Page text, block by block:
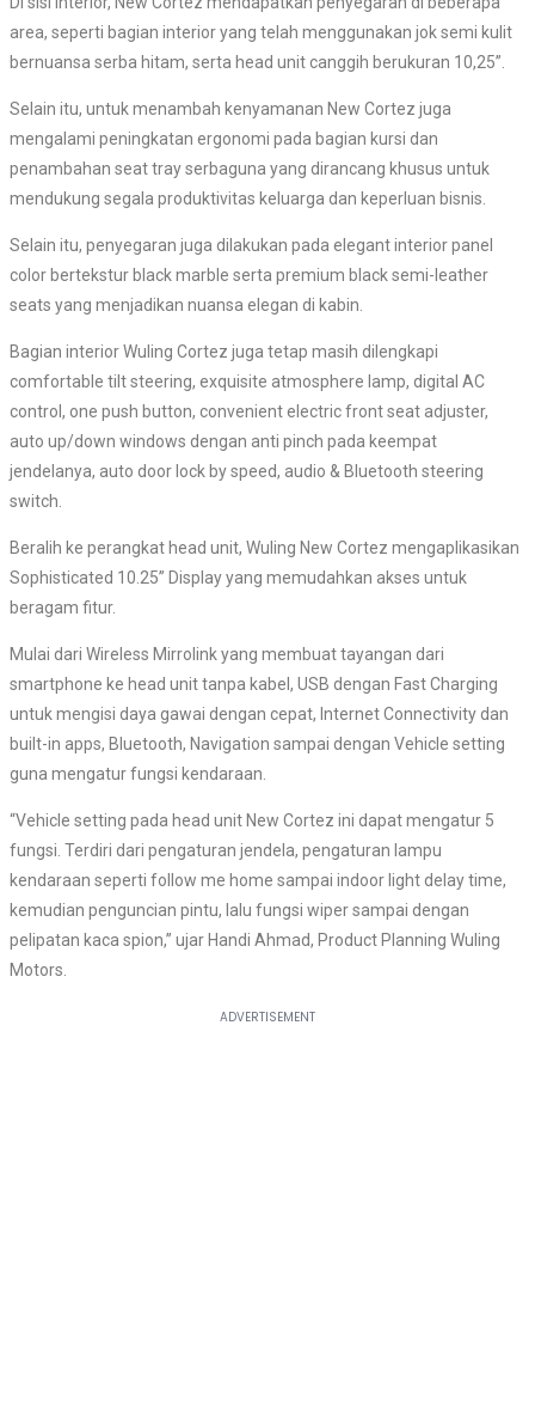
area, seperti bagian interior yang telah menggunakan jok semi kulit
bernuansa serba hitam, serta head unit canggih berukuran 10,25”.
Selain itu, untuk menambah kenyamanan New Cortez juga
mengalami peningkatan ergonomi pada bagian kursi dan
penambahan seat tray serbaguna yang dirancang khusus untuk
mendukung segala produktivitas keluarga dan keperluan bisnis.
Selain itu, penyegaran juga dilakukan pada elegant interior panel
color bertekstur black marble serta premium black semi-leather
seats yang menjadikan nuansa elegan di kabin.
Bagian interior Wuling Cortez juga tetap masih dilengkapi
comfortable tilt steering, exquisite atmosphere lamp, digital AC
control, one push button, convenient electric front seat adjuster,
auto up/down windows dengan anti pinch pada keempat
jendelanya, auto door lock by speed, audio & Bluetooth steering
switch.
Beralih ke perangkat head unit, Wuling New Cortez mengaplikasikan
Sophisticated 10.25” Display yang memudahkan akses untuk
beragam fitur.
Mulai dari Wireless Mirrolink yang membuat tayangan dari
smartphone ke head unit tanpa kabel, USB dengan Fast Charging
untuk mengisi daya gawai dengan cepat, Internet Connectivity dan
built-in apps, Bluetooth, Navigation sampai dengan Vehicle setting
guna mengatur fungsi kendaraan.
“Vehicle setting pada head unit New Cortez ini dapat mengatur 5
fungsi. Terdiri dari pengaturan jendela, pengaturan lampu
kendaraan seperti follow me home sampai indoor light delay time,
kemudian penguncian pintu, lalu fungsi wiper sampai dengan
pelipatan kaca spion,” ujar Handi Ahmad, Product Planning Wuling
Motors.